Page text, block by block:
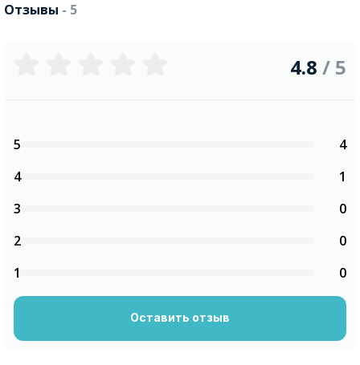
Отзывы - 5
4.8 / 5
5
4
4
1
3
0
2
0
1
0
Оставить отзыв